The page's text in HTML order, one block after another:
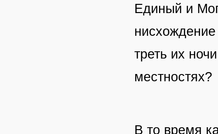
Единый и
треть их
местностях?
В то время